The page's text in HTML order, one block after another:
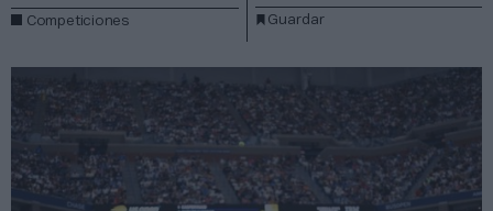
Competiciones Guardar